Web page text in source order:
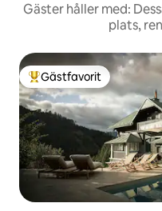
Gäster håller med:
plats,
Populär gästfavorit
Gästfavorit